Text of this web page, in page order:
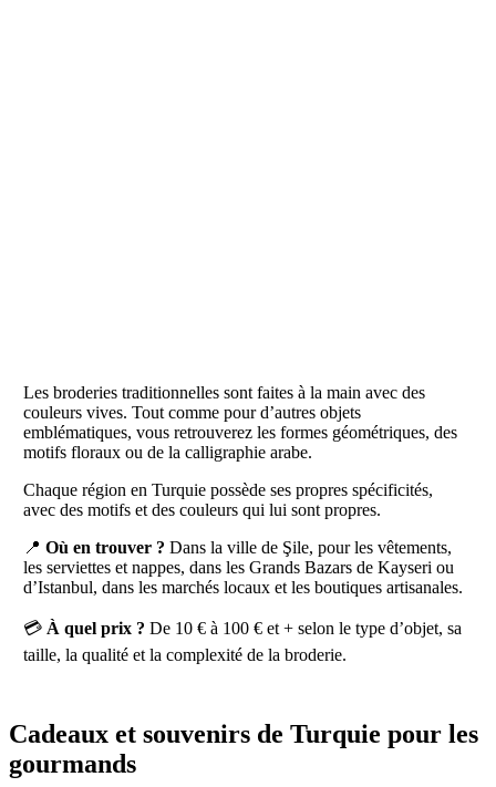
Les broderies traditionnelles sont faites à la main avec des
couleurs vives. Tout comme pour d’autres objets
emblématiques, vous retrouverez les formes géométriques, des
motifs floraux ou de la calligraphie arabe.
Chaque région en Turquie possède ses propres spécificités,
avec des motifs et des couleurs qui lui sont propres.
📍 Où en trouver ? Dans la ville de Şile, pour les vêtements,
les serviettes et nappes, dans les Grands Bazars de Kayseri ou
d’Istanbul, dans les marchés locaux et les boutiques artisanales.
💳 À quel prix ? De 10 € à 100 € et + selon le type d’objet, sa
taille, la qualité et la complexité de la broderie.
Cadeaux et souvenirs de Turquie pour les
gourmands